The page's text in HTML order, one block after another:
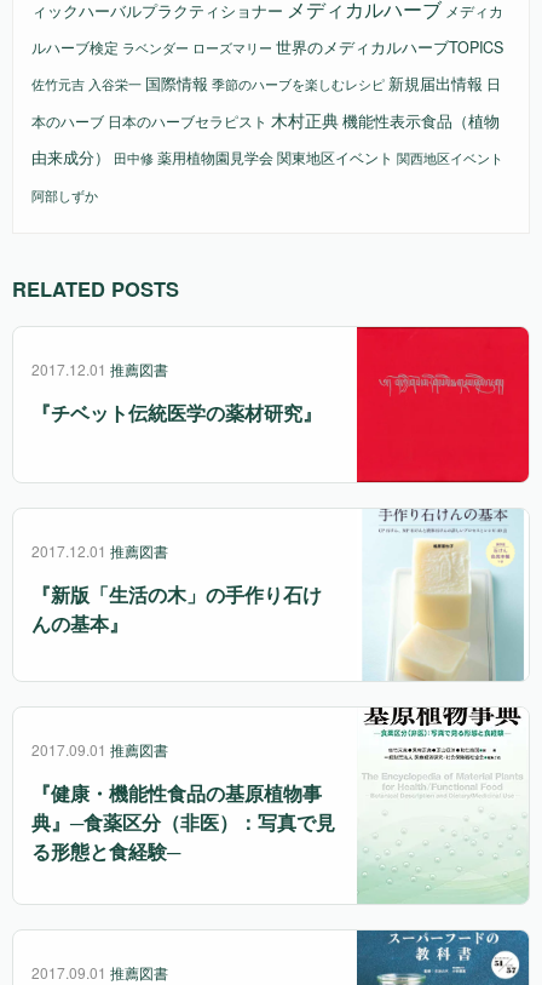
ィックハーバルプラクティショナー メディカルハーブ メディカ
ルハーブ検定 ラベンダー ローズマリー 世界のメディカルハーブTOPICS
佐竹元吉 入谷栄一 国際情報 季節のハーブを楽しむレシピ 新規届出情報 日
本のハーブ 日本のハーブセラピスト 木村正典機能性表示食品（植物
由来成分）
田中修 薬用植物園見学会関東地区イベント 関西地区イベント
阿部しずか
RELATED POSTS
2017.12.01 推薦図書
『チベット伝統医学の薬材研究』
2017.12.01 推薦図書
『新版「生活の木」の手作り石け
んの基本』
2017.09.01 推薦図書
『健康・機能性食品の基原植物事
典』 ─食薬区分（非医）：写真で見
る形態と食経験─
2017.09.01 推薦図書